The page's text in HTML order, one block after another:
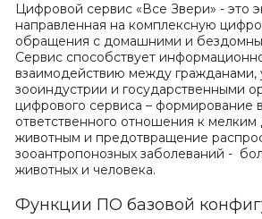
Цифровой сервис «Все Звери» - это
направленная на комплексную
обращения с домашними и
Сервис способствует
взаимодействию между гражданами,
зооиндустрии и государственными
цифрового сервиса – формирование
ответственного отношения к
животным и предотвращение
зооантропонозных заболеваний -
животных и человека.
Функции ПО базовой